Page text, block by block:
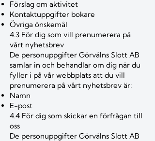
Förslag om aktivitet
Kontaktuppgifter bokare
Övriga önskemål
4.3 För dig som vill prenumerera på
vårt nyhetsbrev
De personuppgifter Görvälns Slott AB
samlar in och behandlar om dig när du
fyller i på vår webbplats att du vill
prenumerera på vårt nyhetsbrev är:
Namn
E-post
4.4 För dig som skickar en förfrågan till
oss
De personuppgifter Görvälns Slott AB